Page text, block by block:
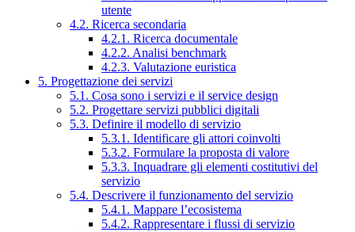
utente
4.2. Ricerca secondaria
4.2.1. Ricerca documentale
4.2.2. Analisi benchmark
4.2.3. Valutazione euristica
5. Progettazione dei servizi
5.1. Cosa sono i servizi e il service design
5.2. Progettare servizi pubblici digitali
5.3. Definire il modello di servizio
5.3.1. Identificare gli attori coinvolti
5.3.2. Formulare la proposta di valore
5.3.3. Inquadrare gli elementi costitutivi del
servizio
5.4. Descrivere il funzionamento del servizio
5.4.1. Mappare l’ecosistema
5.4.2. Rappresentare i flussi di servizio